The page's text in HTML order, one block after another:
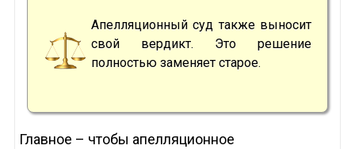
Апелляционный суд также выносит
свой вердикт. Это решение
полностью заменяет старое.
Главное – чтобы апелляционное